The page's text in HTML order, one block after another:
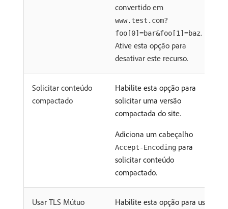
convertido em
www.test.com?
foo[0]=bar&foo[1]=baz.
Ative esta opção para
desativar este recurso.
Solicitar conteúdo
compactado
Habilite esta opção para
solicitar uma versão
compactada do site.
Adiciona um cabeçalho
Accept-Encoding para
solicitar conteúdo
compactado.
Usar TLS Mútuo
Habilite esta opção para usar